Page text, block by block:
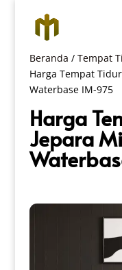
Beranda / Tempat
Harga Tempat
Waterbase IM-975
Harga
Jepara